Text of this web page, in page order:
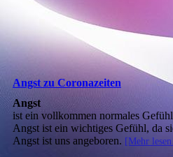
Angst zu Coronazeiten
Angst
ist ein vollkommen normales
Angst ist ein wichtiges Gefühl, da
Angst ist uns angeboren. [Mehr